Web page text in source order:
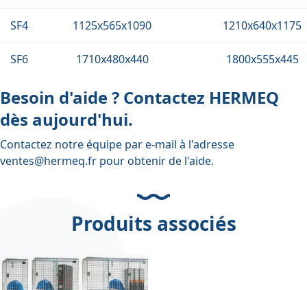
SF4 1125x565x1090 1210x640x1175
SF6 1710x480x440 1800x555x445
Besoin d'aide ? Contactez HERMEQ
dès aujourd'hui.
Contactez notre équipe par e-mail à l'adresse
ventes@hermeq.fr pour obtenir de l'aide.
Produits associés